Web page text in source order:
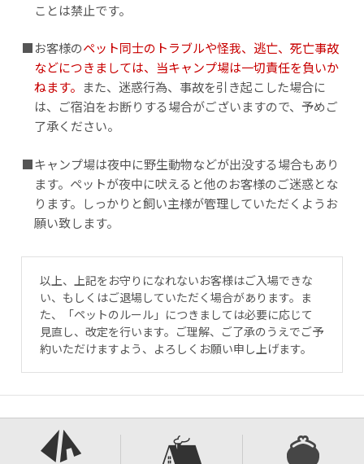
ことは禁止です。
■お客様のペット同士のトラブルや怪我、逃亡、死亡事故
などにつきましては、当キャンプ場は一切責任を負いか
ねます。 また、迷惑行為、事故を引き起こした場合に
は、ご宿泊をお断りする場合がございますので、予めご
了承ください。
■キャンプ場は夜中に野生動物などが出没する場合もあり
ます。ペットが夜中に吠えると他のお客様のご迷惑とな
ります。しっかりと飼い主様が管理していただくようお
願い致します。
以上、上記をお守りになれないお客様はご入場できな
い、もしくはご退場していただく場合があります。ま
た、「ペットのルール」につきましては必要に応じて
見直し、改定を行います。ご理解、ご了承のうえでご予
約いただけますよう、よろしくお願い申し上げます。